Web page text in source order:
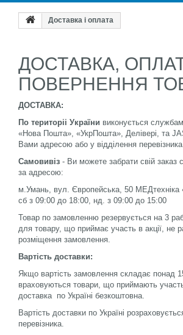
Доставка і оплата
ДОСТАВКА,
ПОВЕРНЕННЯ
ДОСТАВКА:
По територіі України виконується
«Нова Пошта», «УкрПошта», Делівері, та
Вами адресою або у відділення перевізника.
Самовивіз - Ви можете забрати свій заказ
за адресою:
м.Умань, вул. Європейська, 50
сб з 09:00 до 18:00, нд. з 09:00 до 15:00
Товар по замовленню резервується на 3
для товару, що приймає участь в акції, не
розміщення замовлення.
Вартість доставки:
Якщо вартість замовлення складає понад
враховуються товари, що приймають участь
доставка по Україні безкоштовна.
Вартість доставки по Україні
перевізника.